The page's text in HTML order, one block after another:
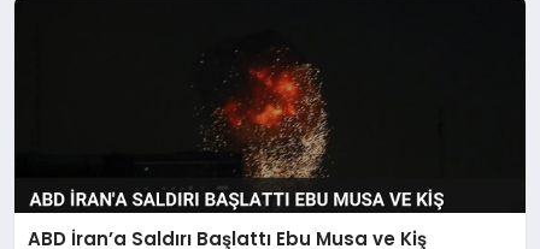
ABD İran’a Saldırı Başlattı Ebu Musa ve Kiş